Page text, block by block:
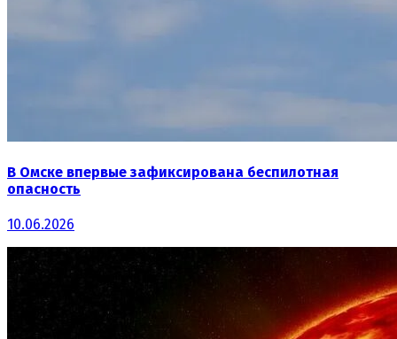
В Омске впервые зафиксирована беспилотная
опасность
10.06.2026